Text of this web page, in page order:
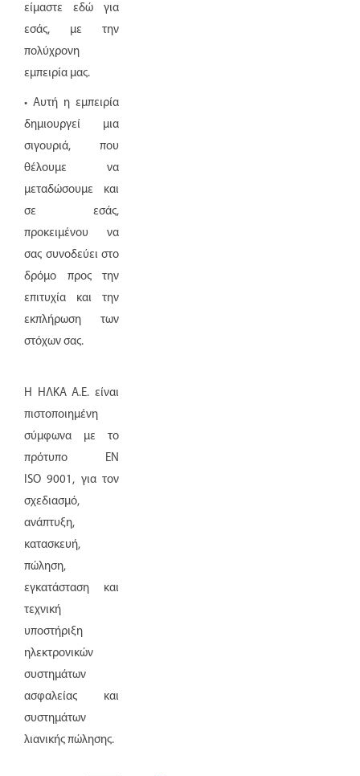
είμαστε εδώ για
εσάς, με την
πολύχρονη
εμπειρία μας.
• Αυτή η εμπειρία
δημιουργεί μια
σιγουριά, που
θέλουμε να
μεταδώσουμε και
σε εσάς,
προκειμένου να
σας συνοδεύει στο
δρόμο προς την
επιτυχία και την
εκπλήρωση των
στόχων σας.
Η ΗΛΚΑ Α.Ε. είναι
πιστοποιημένη
σύμφωνα με το
πρότυπο EN
ISO9001, για τον
σχεδιασμό,
ανάπτυξη,
κατασκευή,
πώληση,
εγκατάσταση και
τεχνική
υποστήριξη
ηλεκτρονικών
συστημάτων
ασφαλείας και
συστημάτων
λιανικής πώλησης.